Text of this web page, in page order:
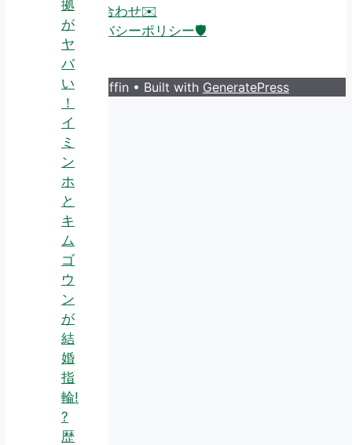
拠
が
ヤ
バ
い
！
イ
ミ
ン
ホ
と
キ
ム
ゴ
ウ
ン
が
結
婚
指
輪!
?
歴
お問い合わせ✉️
プライバシーポリシー🛡️
© 2026 Guruffin • Built with GeneratePress